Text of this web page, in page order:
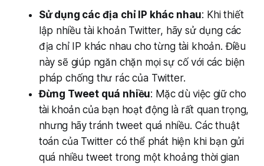
Sử dụng các địa chỉ IP khác nhau: Khi thiết
lập nhiều tài khoản Twitter, hãy sử dụng các
địa chỉ IP khác nhau cho từng tài khoản. Điều
này sẽ giúp ngăn chặn mọi sự cố với các biện
pháp chống thư rác của Twitter.
Đừng Tweet quá nhiều: Mặc dù việc giữ cho
tài khoản của bạn hoạt động là rất quan trọng,
nhưng hãy tránh tweet quá nhiều. Các thuật
toán của Twitter có thể phát hiện khi bạn gửi
quá nhiều tweet trong một khoảng thời gian